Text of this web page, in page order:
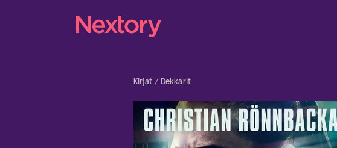
Kirjat Dekkarit